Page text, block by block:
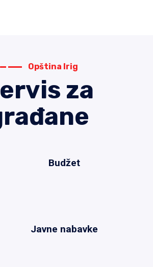
Opština Irig
za
Budžet
Javne nabavke